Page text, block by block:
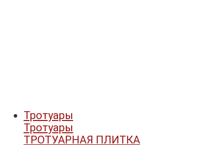
Тротуары
Тротуары
ТРОТУАРНАЯ ПЛИТКА